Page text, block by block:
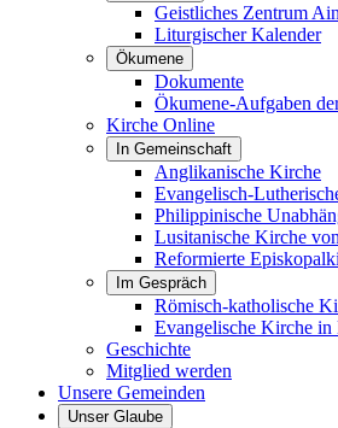
Geistliches Zentrum
Liturgischer Kalender
Ökumene
Dokumente
Ökumene-Aufgaben
Kirche Online
In Gemeinschaft
Anglikanische Kirche
Evangelisch-
Philippinische
Lusitanische Kirche
Reformierte
Im Gespräch
Römisch-katholische
Evangelische Kirche
Geschichte
Mitglied werden
Unsere Gemeinden
Unser Glaube